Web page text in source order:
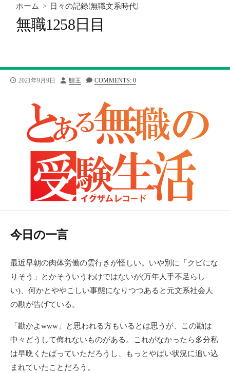
ホーム > 日々の記録(無職文系時代)
無職1258日目
公
2021年9月9日
投
鯉王 COMMENTS: 0
今日の一言
最近早朝の肉体労働の雲行きが怪しい。いや別に「クビにな
りそう」とかそういうわけではないが(万年人手不足らし
い)、何かとややこしい事態になりつつあると元文系社会人
の勘が告げている。
「勘かよwww」と思われる方もいるとは思うが、この勘は
中々どうして侮れないものがある。これがなかったら多分私
は早晩くたばっていただろうし、もっとやばい状況に追い込
まれていたことだろう。